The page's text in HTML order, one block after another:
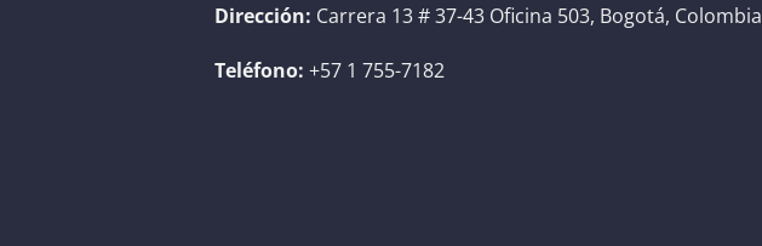
Dirección: Carrera 13 # 37-43 Oficina 503, Bogotá, Colombia
Teléfono: +57 1 755-7182